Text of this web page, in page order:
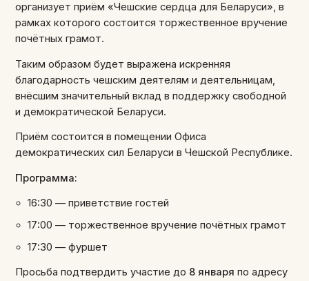
организует приём «Чешские сердца для Беларуси», в
рамках которого состоится торжественное вручение
почётных грамот.
Таким образом будет выражена искренняя
благодарность чешским деятелям и деятельницам,
внёсшим значительный вклад в поддержку свободной
и демократической Беларуси.
Приём состоится в помещении Офиса
демократических сил Беларуси в Чешской Республике.
Программа:
16:30 — приветствие гостей
17:00 — торжественное вручение почётных грамот
17:30 — фуршет
Просьба подтвердить участие до 8 января по адресу